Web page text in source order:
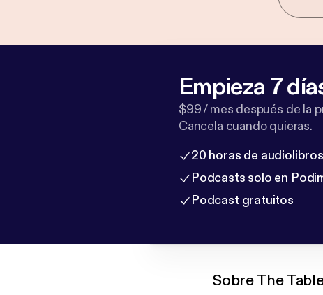
Empieza 7
$99 / mes después de la
Cancela cuando quieras.
20 horas de
Podcasts solo en
Podcast gratuitos
SobreThe